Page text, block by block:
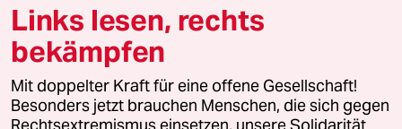
Mehr taz Angebote
Reisen
Links lesen, rechts
bekämpfen
Mit doppelter Kraft für eine offene Gesellschaft!
Besonders jetzt brauchen Menschen, die sich gegen